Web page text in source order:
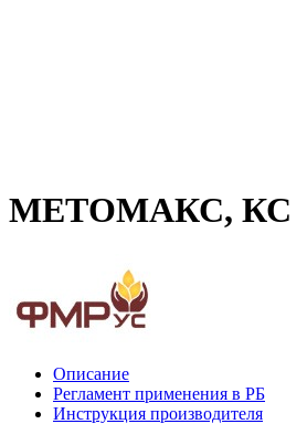
МЕТОМАКС, КС
Описание
Регламент применения в РБ
Инструкция производителя